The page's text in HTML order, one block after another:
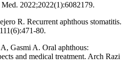
2022;2022(1):6082179.
R. Recurrent aphthous stomatitis.
Gasmi A. Oral aphthous:
and medical treatment. Arch Razi